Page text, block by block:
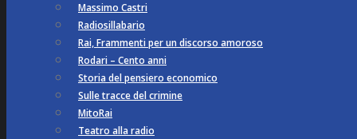
Massimo Castri
Radiosillabario
Rai, Frammenti per un discorso amoroso
Rodari – Cento anni
Storia del pensiero economico
Sulle tracce del crimine
MitoRai
Teatro alla radio